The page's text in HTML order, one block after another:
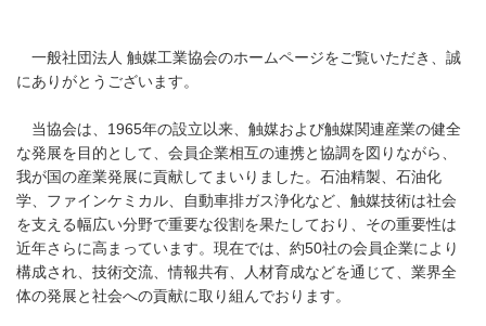
一般社団法人 触媒工業協会のホームページをご覧いただき、誠
にありがとうございます。
当協会は、1965年の設立以来、触媒および触媒関連産業の健全
な発展を目的として、会員企業相互の連携と協調を図りながら、
我が国の産業発展に貢献してまいりました。石油精製、石油化
学、ファインケミカル、自動車排ガス浄化など、触媒技術は社会
を支える幅広い分野で重要な役割を果たしており、その重要性は
近年さらに高まっています。現在では、約50社の会員企業により
構成され、技術交流、情報共有、人材育成などを通じて、業界全
体の発展と社会への貢献に取り組んでおります。